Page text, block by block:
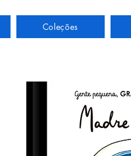
Coleções